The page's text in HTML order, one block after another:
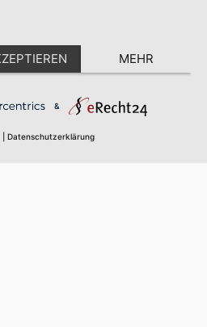
Platform
MEHR
&
Datenschutzerklärung